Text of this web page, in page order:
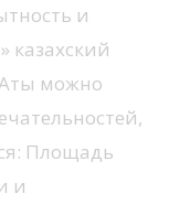
и
казахский
можно
Площадь
и